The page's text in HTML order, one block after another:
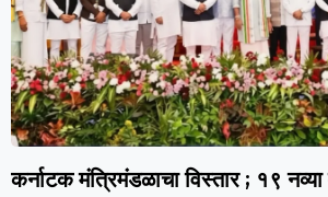
कर्नाटक मंत्रिमंडळाचा विस्तार ; १९ नव्या